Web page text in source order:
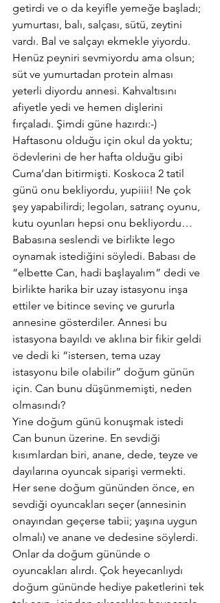
getirdi ve o da keyifle yemeğe başladı;
yumurtası, balı, salçası, sütü, zeytini
vardı. Bal ve salçayı ekmekle yiyordu.
Henüz peyniri sevmiyordu ama olsun;
süt ve yumurtadan protein alması
yeterli diyordu annesi. Kahvaltısını
afiyetle yedi ve hemen dişlerini
fırçaladı. Şimdi güne hazırdı:-)
Haftasonu olduğu için okul da yoktu;
ödevlerini de her hafta olduğu gibi
Cuma’dan bitirmişti. Koskoca 2 tatil
günü onu bekliyordu, yupiiii! Ne çok
şey yapabilirdi; legoları, satranç oyunu,
kutu oyunları hepsi onu bekliyordu…
Babasına seslendi ve birlikte lego
oynamak istediğini söyledi. Babası de
“elbette Can, hadi başlayalım” dedi ve
birlikte harika bir uzay istasyonu inşa
ettiler ve bitince sevinç ve gururla
annesine gösterdiler. Annesi bu
istasyona bayıldı ve aklına bir fikir geldi
ve dedi ki “istersen, tema uzay
istasyonu bile olabilir” doğum günün
için. Can bunu düşünmemişti, neden
olmasındı?
Yine doğum günü konuşmak istedi
Can bunun üzerine. En sevdiği
kısımlardan biri, anane, dede, teyze ve
dayılarına oyuncak siparişi vermekti.
Her sene doğum gününden önce, en
sevdiği oyuncakları seçer (annesinin
onayından geçerse tabii; yaşına uygun
olmalı) ve anane ve dedesine söylerdi.
Onlar da doğum gününde o
oyuncakları alırdı. Çok heyecanlıydı
doğum gününde hediye paketlerini tek